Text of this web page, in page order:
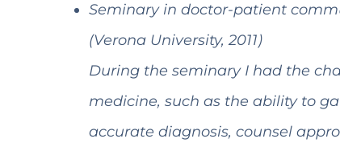
Seminary in doctor-patient
(Verona University, 2011)
During the seminary I had the
medicine, such as the ability to
accurate diagnosis, counsel